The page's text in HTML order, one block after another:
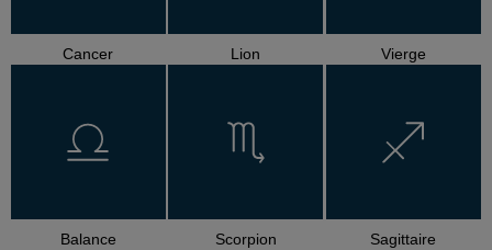
Cancer Lion Vierge
Balance Scorpion Sagittaire